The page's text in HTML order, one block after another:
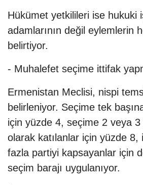
Hükümet yetkilileri ise hukuki
adamlarının değil eylemlerin
belirtiyor.
- Muhalefet seçime ittifak
Ermenistan Meclisi, nispi
belirleniyor. Seçime tek
için yüzde 4, seçime 2 veya
olarak katılanlar için yüzde 8,
fazla partiyi kapsayanlar için
seçim barajı uygulanıyor.